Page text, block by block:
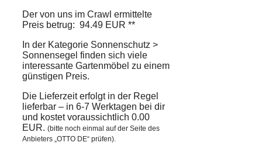
Der von uns im Crawl ermittelte
Preis betrug: 94.49 EUR **
In der Kategorie Sonnenschutz >
Sonnensegel finden sich viele
interessante Gartenmöbel zu einem
günstigen Preis.
Die Lieferzeit erfolgt in der Regel
lieferbar – in 6-7 Werktagen bei dir
und kostet voraussichtlich 0.00
EUR. (bitte noch einmal auf der Seite des
Anbieters „OTTO DE“ prüfen).